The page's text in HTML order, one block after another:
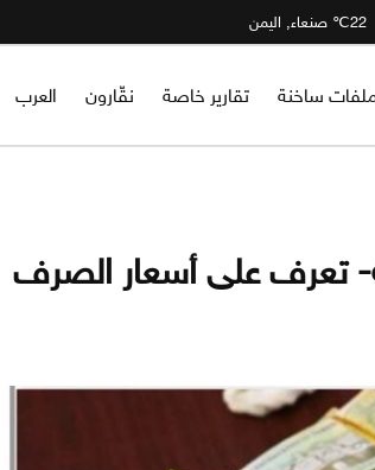
22℃ صنعاء, اليمن
ساخنة تقارير خاصة نقّارون العرب
تعرف على أسعار الصرف